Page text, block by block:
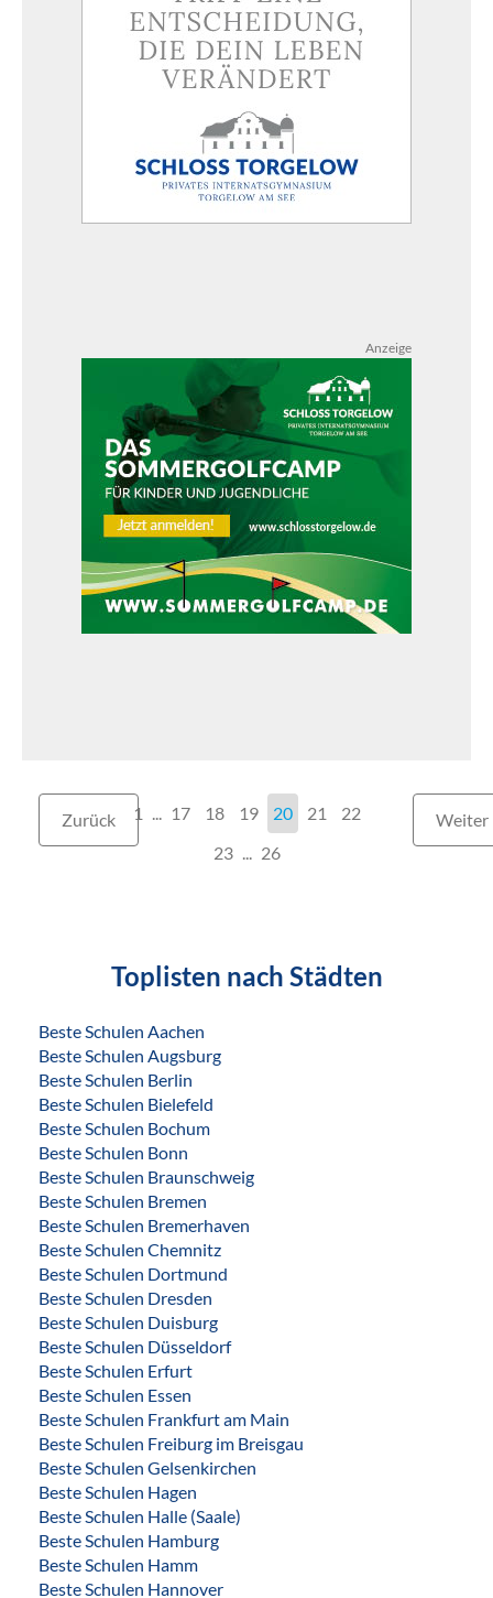
Anzeige
Zurück 1 ... 17 18 19 20 21
22
23 ... 26
Weiter
Toplisten nach Städten
Beste Schulen Aachen
Beste Schulen Augsburg
Beste Schulen Berlin
Beste Schulen Bielefeld
Beste Schulen Bochum
Beste Schulen Bonn
Beste Schulen Braunschweig
Beste Schulen Bremen
Beste Schulen Bremerhaven
Beste Schulen Chemnitz
Beste Schulen Dortmund
Beste Schulen Dresden
Beste Schulen Duisburg
Beste Schulen Düsseldorf
Beste Schulen Erfurt
Beste Schulen Essen
Beste Schulen Frankfurt am Main
Beste Schulen Freiburg im Breisgau
Beste Schulen Gelsenkirchen
Beste Schulen Hagen
Beste Schulen Halle (Saale)
Beste Schulen Hamburg
Beste Schulen Hamm
Beste Schulen Hannover